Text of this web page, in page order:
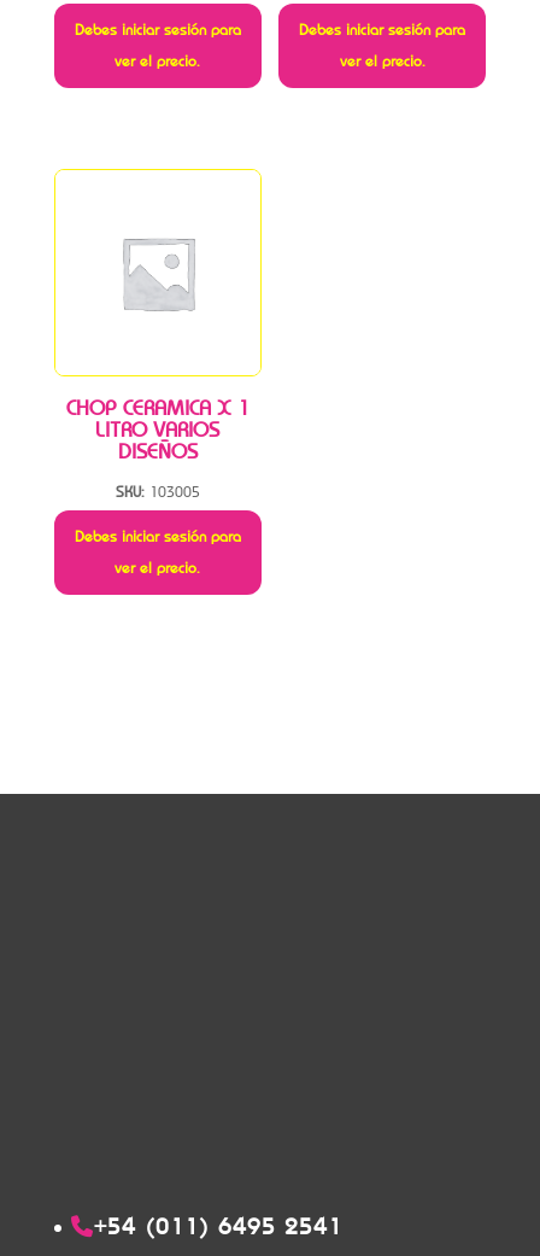
Debes iniciar sesión para
ver el precio.
Debes iniciar sesión para
ver el precio.
CHOP CERAMICA X 1
LITRO VARIOS
DISEÑOS
SKU: 103005
Debes iniciar sesión para
ver el precio.
+54 (011) 6495 2541